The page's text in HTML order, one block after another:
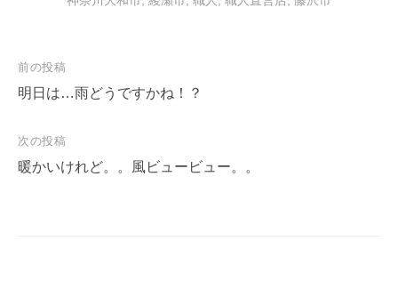
投
稿
ビ
ゲ
前の投稿
明日は…雨どうですかね！？
次の投稿
暖かいけれど。。風ビュービュー。。